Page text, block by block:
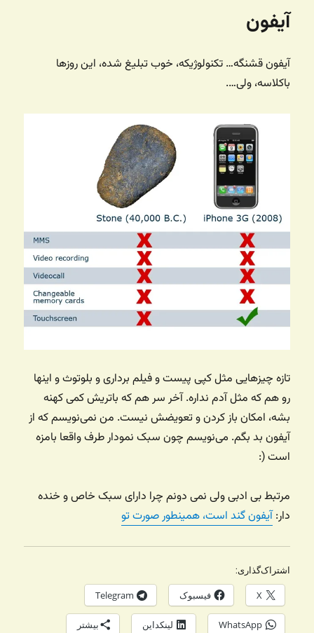
آیفون
آیفون قشنگه… تکنولوژیکه، خوب تبلیغ شده، این روزها
باکلاسه، ولی….
تازه چیزهایی مثل کپی پیست و فیلم برداری و بلوتوث و اینها
رو هم که مثل آدم نداره. آخر سر هم که باتریش کمی کهنه
بشه، امکان باز کردن و تعویضش نیست. من نمی‌نویسم که از
آیفون بد بگم. می‌نویسم چون سبک نمودار طرف واقعا بامزه
است (:
مرتبط بی ادبی ولی نمی دونم چرا دارای سبک خاص و خنده
دار:آیفون گند است، همینطور صورت تو
اشتراک‌گذاری:
X فیسبوک Telegram
WhatsApp لینکداین بیشتر